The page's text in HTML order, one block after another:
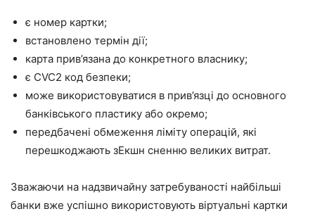
є номер картки;
встановлено термін дії;
карта прив’язана до конкретного власнику;
є CVC2 код безпеки;
може використовуватися в прив’язці до основного
банківського пластику або окремо;
передбачені обмеження ліміту операцій, які
перешкоджають зЕкшн сненню великих витрат.
Зважаючи на надзвичайну затребуваності найбільші
банки вже успішно використовують віртуальні картки